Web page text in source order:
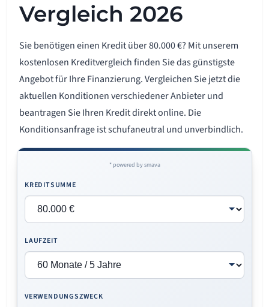
Vergleich 2026
Sie benötigen einen Kredit über 80.000 €? Mit unserem
kostenlosen Kreditvergleich finden Sie das günstigste
Angebot für Ihre Finanzierung. Vergleichen Sie jetzt die
aktuellen Konditionen verschiedener Anbieter und
beantragen Sie Ihren Kredit direkt online. Die
Konditionsanfrage ist schufaneutral und unverbindlich.
* powered by smava
KREDITSUMME
LAUFZEIT
VERWENDUNGSZWECK